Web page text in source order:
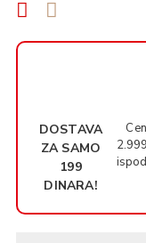
DOSTAVA
ZA SAMO
199
DINARA!